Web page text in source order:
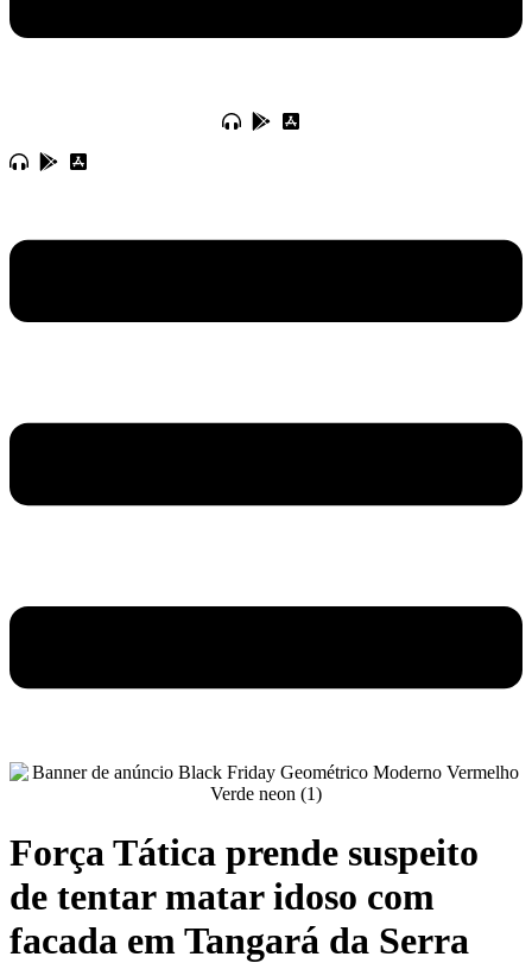
Força Tática prende suspeito
de tentar matar idoso com
facada em Tangará da Serra